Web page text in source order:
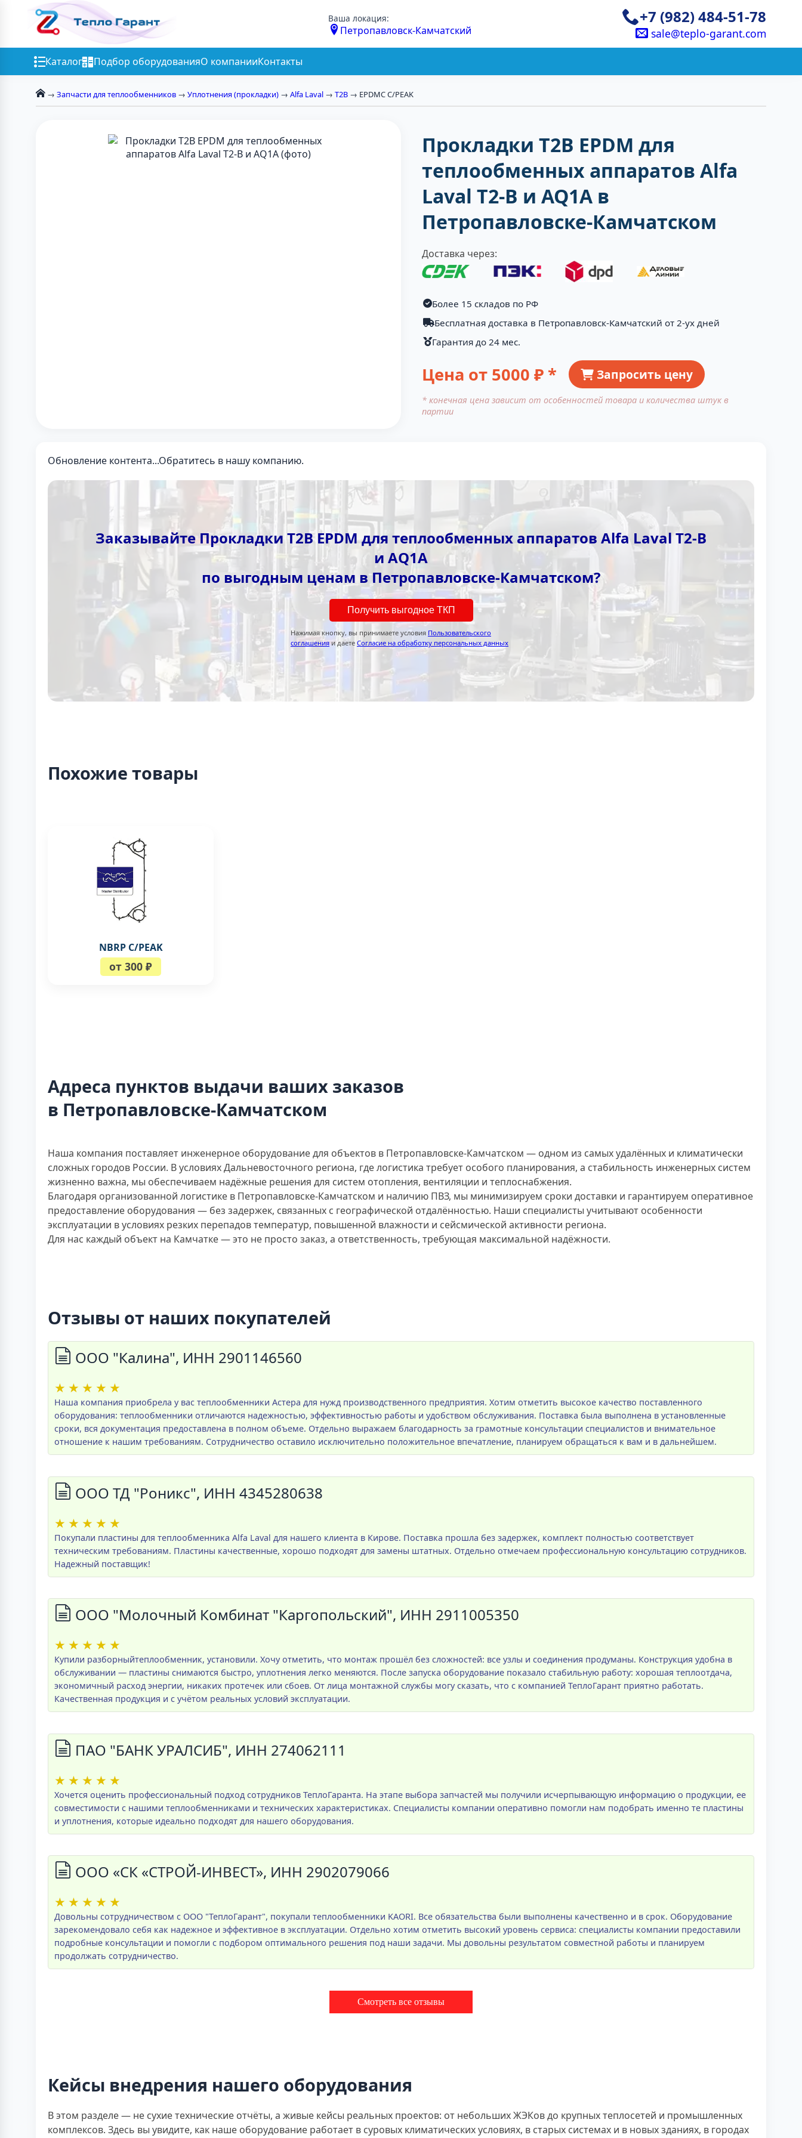
Ваша локация:
Петропавловск-Камчатский
+7 (982) 484-51-78
sale@teplo-garant.com
Каталог Подбор оборудованияО компанииКонтакты
→ Запчасти для теплообменников → Уплотнения (прокладки) → Alfa Laval → T2B → EPDMC C/PEAK
Прокладки T2B EPDM для
теплообменных аппаратов Alfa
Laval T2-B и AQ1A в
Петропавловске-Камчатском
Доставка через:
Более 15 складов по РФ
Бесплатная доставка в Петропавловск-Камчатский от 2-ух дней
Гарантия до 24 мес.
Цена от 5000 ₽ * Запросить цену
* конечная цена зависит от особенностей товара и количества штук в
партии
Обновление контента...Обратитесь в нашу компанию.
Заказывайте Прокладки T2B EPDM для теплообменных аппаратов Alfa Laval T2-B
и AQ1A
по выгодным ценам в Петропавловске-Камчатском?
Получить выгодное ТКП
Нажимая кнопку, вы принимаете условия Пользовательского
соглашения и даете Согласие на обработку персональных данных
Похожие товары
NBRP C/PEAK
от 300 ₽
Адреса пунктов выдачи ваших заказов
в Петропавловске-Камчатском
Наша компания поставляет инженерное оборудование для объектов в Петропавловске-Камчатском — одном из самых удалённых и климатически
сложных городов России. В условиях Дальневосточного региона, где логистика требует особого планирования, а стабильность инженерных систем
жизненно важна, мы обеспечиваем надёжные решения для систем отопления, вентиляции и теплоснабжения.
Благодаря организованной логистике в Петропавловске-Камчатском и наличию ПВЗ, мы минимизируем сроки доставки и гарантируем оперативное
предоставление оборудования — без задержек, связанных с географической отдалённостью. Наши специалисты учитывают особенности
эксплуатации в условиях резких перепадов температур, повышенной влажности и сейсмической активности региона.
Для нас каждый объект на Камчатке — это не просто заказ, а ответственность, требующая максимальной надёжности.
Отзывы от наших покупателей
ООО "Калина", ИНН 2901146560
★ ★ ★ ★ ★
Наша компания приобрела у вас теплообменники Астера для нужд производственного предприятия. Хотим отметить высокое качество поставленного
оборудования: теплообменники отличаются надежностью, эффективностью работы и удобством обслуживания. Поставка была выполнена в установленные
сроки, вся документация предоставлена в полном объеме. Отдельно выражаем благодарность за грамотные консультации специалистов и внимательное
отношение к нашим требованиям. Сотрудничество оставило исключительно положительное впечатление, планируем обращаться к вам и в дальнейшем.
ООО ТД "Роникс", ИНН 4345280638
★ ★ ★ ★ ★
Покупали пластины для теплообменника Alfa Laval для нашего клиента в Кирове. Поставка прошла без задержек, комплект полностью соответствует
техническим требованиям. Пластины качественные, хорошо подходят для замены штатных. Отдельно отмечаем профессиональную консультацию сотрудников.
Надежный поставщик!
ООО "Молочный Комбинат "Каргопольский", ИНН 2911005350
★ ★ ★ ★ ★
Купили разборныйтеплообменник, установили. Хочу отметить, что монтаж прошёл без сложностей: все узлы и соединения продуманы. Конструкция удобна в
обслуживании — пластины снимаются быстро, уплотнения легко меняются. После запуска оборудование показало стабильную работу: хорошая теплоотдача,
экономичный расход энергии, никаких протечек или сбоев. От лица монтажной службы могу сказать, что с компанией ТеплоГарант приятно работать.
Качественная продукция и с учётом реальных условий эксплуатации.
ПАО "БАНК УРАЛСИБ", ИНН 274062111
★ ★ ★ ★ ★
Хочется оценить профессиональный подход сотрудников ТеплоГаранта. На этапе выбора запчастей мы получили исчерпывающую информацию о продукции, ее
совместимости с нашими теплообменниками и технических характеристиках. Специалисты компании оперативно помогли нам подобрать именно те пластины
и уплотнения, которые идеально подходят для нашего оборудования.
ООО «СК «СТРОЙ-ИНВЕСТ», ИНН 2902079066
★ ★ ★ ★ ★
Довольны сотрудничеством с ООО "ТеплоГарант", покупали теплообменники KAORI. Все обязательства были выполнены качественно и в срок. Оборудование
зарекомендовало себя как надежное и эффективное в эксплуатации. Отдельно хотим отметить высокий уровень сервиса: специалисты компании предоставили
подробные консультации и помогли с подбором оптимального решения под наши задачи. Мы довольны результатом совместной работы и планируем
продолжать сотрудничество.
Смотреть все отзывы
Кейсы внедрения нашего оборудования
В этом разделе — не сухие технические отчёты, а живые кейсы реальных проектов: от небольших ЖЭКов до крупных теплосетей и промышленных
комплексов. Здесь вы увидите, как наше оборудование работает в суровых климатических условиях, в старых системах и в новых зданиях, в городах